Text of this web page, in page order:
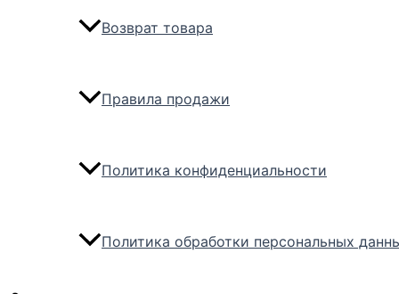
Возврат товара
Правила продажи
Политика конфиденциальности
Политика обработки персональных